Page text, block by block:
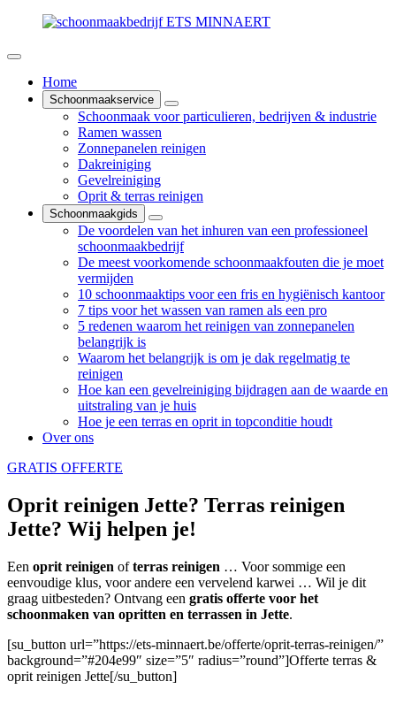
Home
Schoonmaakservice
Schoonmaak voor particulieren, bedrijven & industrie
Ramen wassen
Zonnepanelen reinigen
Dakreiniging
Gevelreiniging
Oprit & terras reinigen
Schoonmaakgids
De voordelen van het inhuren van een professioneel
schoonmaakbedrijf
De meest voorkomende schoonmaakfouten die je moet
vermijden
10 schoonmaaktips voor een fris en hygiënisch kantoor
7 tips voor het wassen van ramen als een pro
5 redenen waarom het reinigen van zonnepanelen
belangrijk is
Waarom het belangrijk is om je dak regelmatig te
reinigen
Hoe kan een gevelreiniging bijdragen aan de waarde en
uitstraling van je huis
Hoe je een terras en oprit in topconditie houdt
Over ons
GRATIS OFFERTE
Oprit reinigen Jette? Terras reinigen
Jette? Wij helpen je!
Een oprit reinigen ofterras reinigen … Voor sommige een
eenvoudige klus, voor andere een vervelend karwei … Wil je dit
graag uitbesteden? Ontvang een gratis offerte voor het
schoonmaken van opritten en terrassen in Jette.
[su_button url=”https://ets-minnaert.be/offerte/oprit-terras-reinigen/”
background=”#204e99″ size=”5″ radius=”round”]Offerte terras &
oprit reinigen Jette[/su_button]